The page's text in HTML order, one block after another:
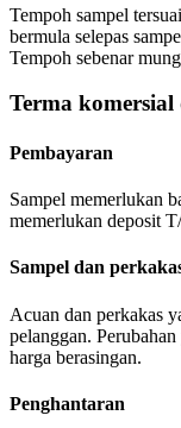
Tempoh sampel
bermula selepas
Tempoh sebenar
Terma
Pembayaran
Sampel memerlukan
memerlukan deposit
Sampel dan
Acuan dan perkakas
pelanggan.
harga berasingan.
Penghantaran